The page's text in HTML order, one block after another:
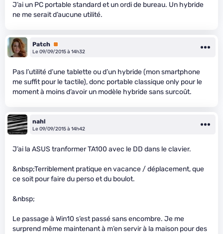
J’ai un PC portable standard et un ordi de bureau. Un hybride
ne me serait d’aucune utilité.
Patch Premium
Le 09/09/2015 à 14h32
Pas l’utilité d’une tablette ou d’un hybride (mon smartphone
me suffit pour le tactile), donc portable classique only pour le
moment à moins d’avoir un modèle hybride sans surcoût.
nahl
Le 09/09/2015 à 14h42
J’ai la ASUS tranformer TA100 avec le DD dans le clavier.
&nbsp;Terriblement pratique en vacance / déplacement, que
ce soit pour faire du perso et du boulot.
&nbsp;
Le passage à Win10 s’est passé sans encombre. Je me
surprend même maintenant à m’en servir à la maison pour des